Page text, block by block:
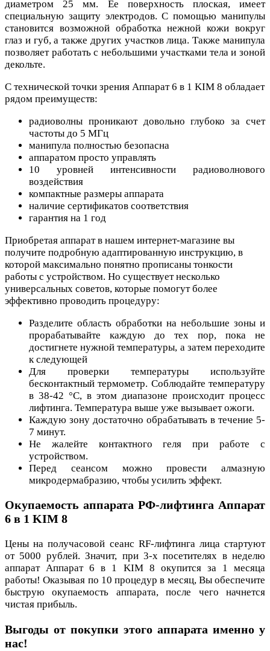
диаметром 25 мм. Ее поверхность плоская, имеет
специальную защиту электродов. С помощью манипулы
становится возможной обработка нежной кожи вокруг
глаз и губ, а также других участков лица. Также манипула
позволяет работать с небольшими участками тела и зоной
декольте.
С технической точки зрения Аппарат 6 в 1 KIM 8 обладает
рядом преимуществ:
радиоволны проникают довольно глубоко за счет
частоты до 5 МГц
манипула полностью безопасна
аппаратом просто управлять
10 уровней интенсивности радиоволнового
воздействия
компактные размеры аппарата
наличие сертификатов соответствия
гарантия на 1 год
Приобретая аппарат в нашем интернет-магазине вы
получите подробную адаптированную инструкцию, в
которой максимально понятно прописаны тонкости
работы с устройством. Но существует несколько
универсальных советов, которые помогут более
эффективно проводить процедуру:
Разделите область обработки на небольшие зоны и
прорабатывайте каждую до тех пор, пока не
достигнете нужной температуры, а затем переходите
к следующей
Для проверки температуры используйте
бесконтактный термометр. Соблюдайте температуру
в 38-42 °C, в этом диапазоне происходит процесс
лифтинга. Температура выше уже вызывает ожоги.
Каждую зону достаточно обрабатывать в течение 5-
7 минут.
Не жалейте контактного геля при работе с
устройством.
Перед сеансом можно провести алмазную
микродермабразию, чтобы усилить эффект.
Окупаемость аппарата РФ-лифтинга Аппарат
6 в 1 KIM 8
Цены на получасовой сеанс RF-лифтинга лица стартуют
от 5000 рублей. Значит, при 3-х посетителях в неделю
аппарат Аппарат 6 в 1 KIM 8 окупится за 1 месяца
работы! Оказывая по 10 процедур в месяц, Вы обеспечите
быструю окупаемость аппарата, после чего начнется
чистая прибыль.
Выгоды от покупки этого аппарата именно у
нас!